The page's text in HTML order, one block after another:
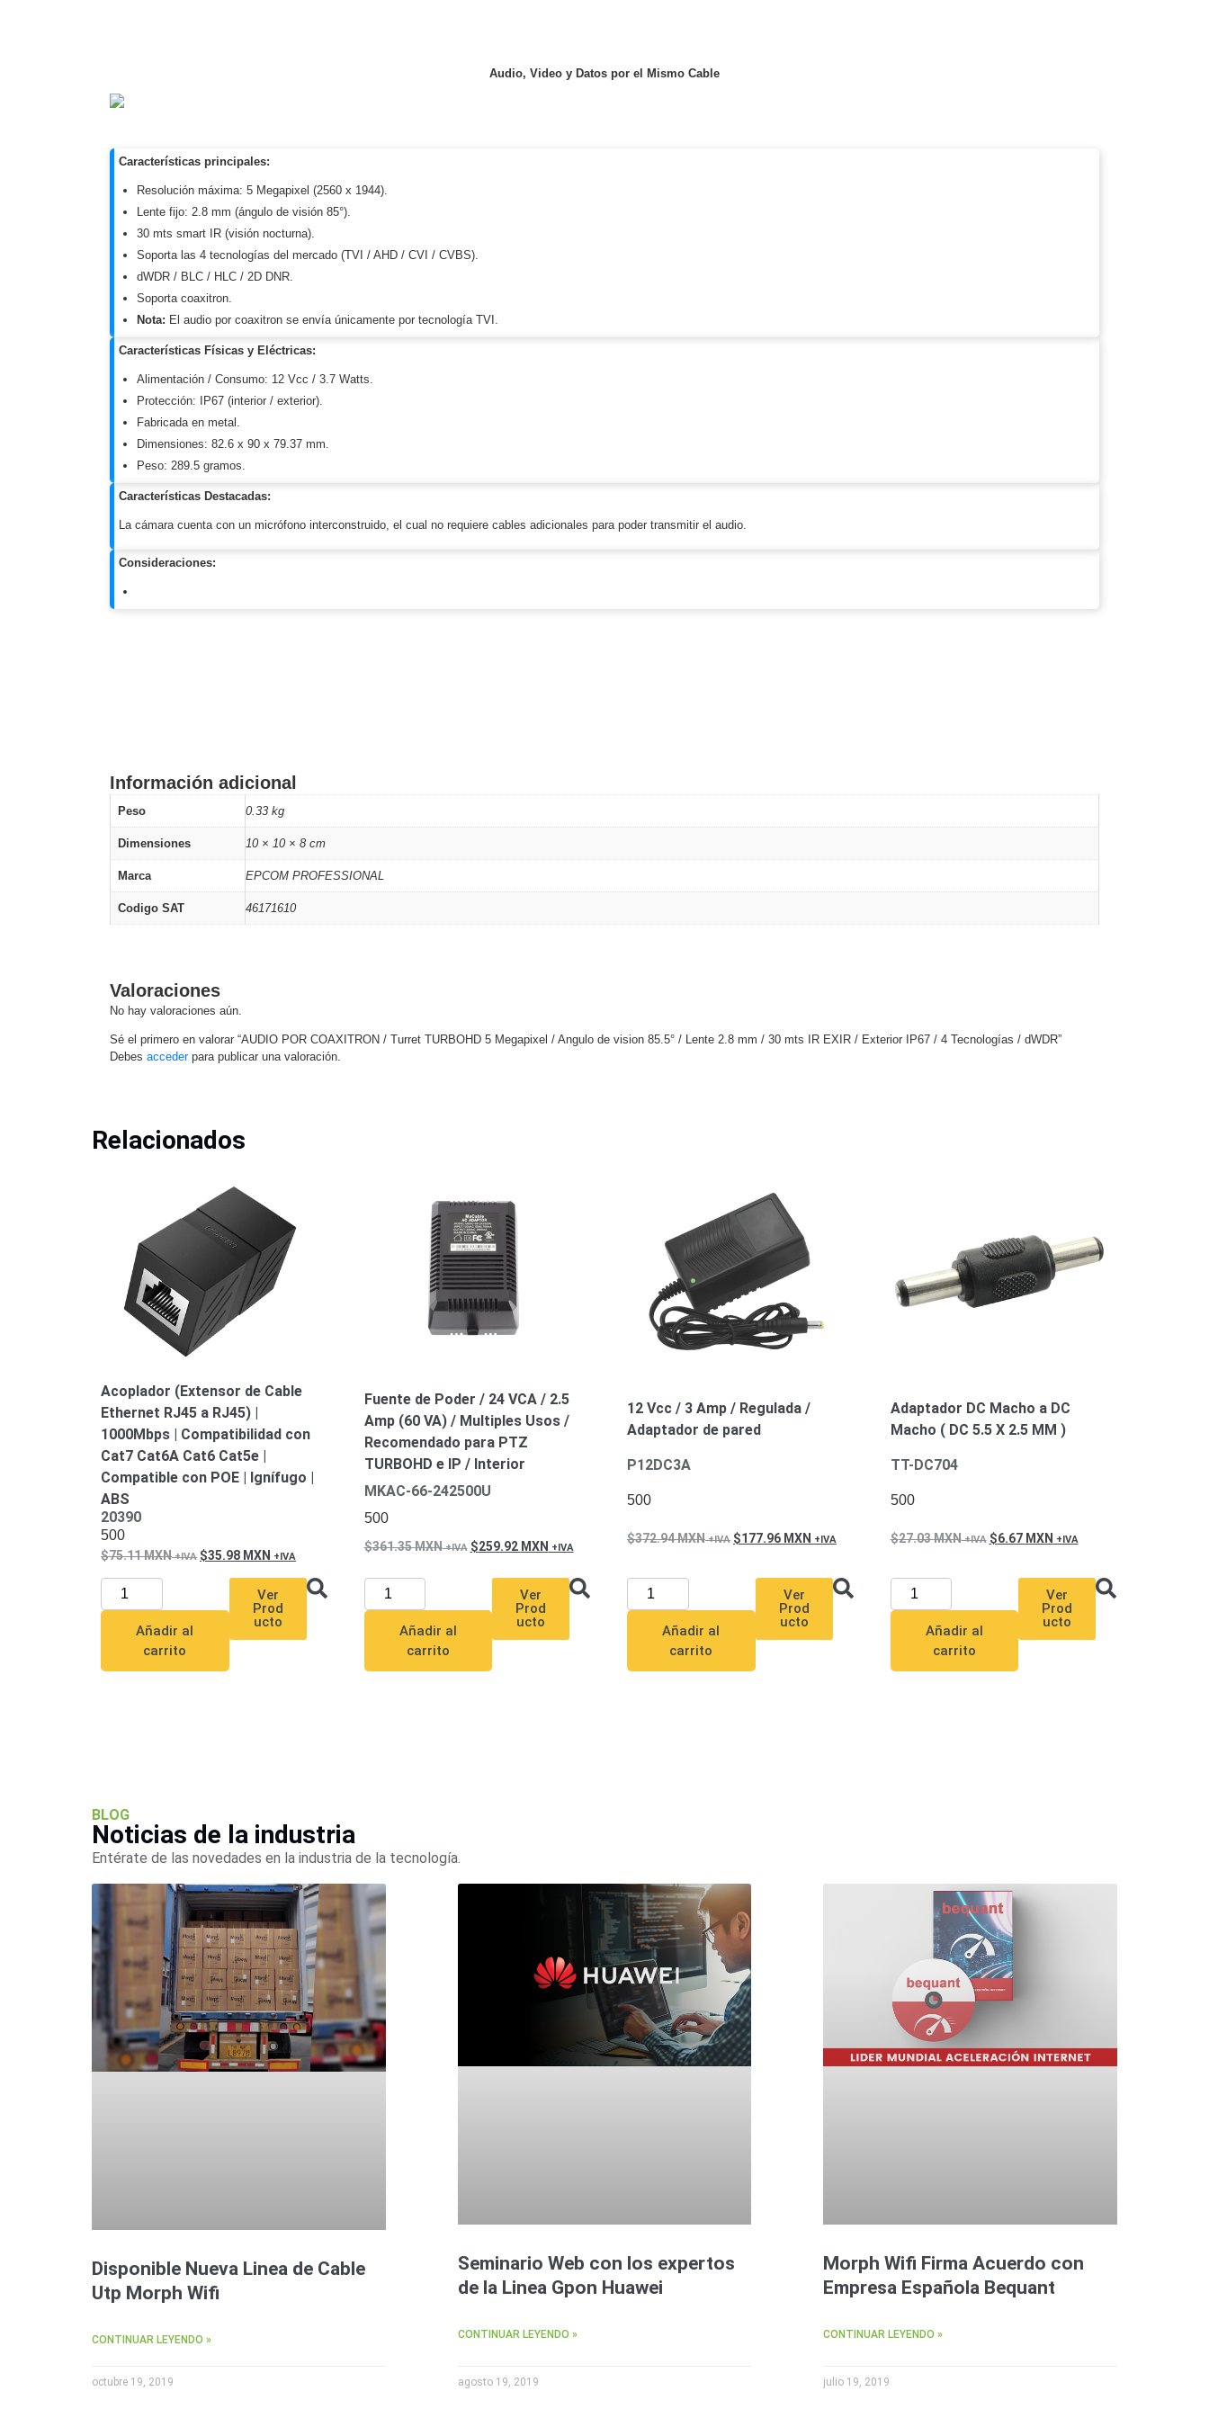
Cámaras MóvilesDash Cams
Audio, Video y Datos por el Mismo Cable
Características principales:
Resolución máxima: 5 Megapixel (2560 x 1944).
Lente fijo: 2.8 mm (ángulo de visión 85°).
30 mts smart IR (visión nocturna).
Soporta las 4 tecnologías del mercado (TVI / AHD / CVI / CVBS).
dWDR / BLC / HLC / 2D DNR.
Soporta coaxitron.
Nota: El audio por coaxitron se envía únicamente por tecnología TVI.
Características Físicas y Eléctricas:
Alimentación / Consumo: 12 Vcc / 3.7 Watts.
Protección: IP67 (interior / exterior).
Fabricada en metal.
Dimensiones: 82.6 x 90 x 79.37 mm.
Peso: 289.5 gramos.
Características Destacadas:
La cámara cuenta con un micrófono interconstruido, el cual no requiere cables adicionales para poder transmitir el audio.
Consideraciones:
Información adicional
Peso 0.33 kg
Dimensiones 10 × 10 × 8 cm
Marca EPCOM PROFESSIONAL
Codigo SAT 46171610
Valoraciones
No hay valoraciones aún.
Sé el primero en valorar “AUDIO POR COAXITRON / Turret TURBOHD 5 Megapixel / Angulo de vision 85.5° / Lente 2.8 mm / 30 mts IR EXIR / Exterior IP67 / 4 Tecnologías / dWDR”
Debes accederpara publicar una valoración.
Relacionados
Acoplador (Extensor de Cable
Ethernet RJ45 a RJ45) |
1000Mbps | Compatibilidad con
Cat7 Cat6A Cat6 Cat5e |
Compatible con POE | Ignífugo |
ABS
20390
500
75.11MXN 35.98 MXN
Añadir al
carrito
Ver
Prod
ucto
Fuente de Poder / 24 VCA / 2.5
Amp (60 VA) / Multiples Usos /
Recomendado para PTZ
TURBOHD e IP / Interior
MKAC-66-242500U
500
361.35MXN 259.92 MXN
Añadir al
carrito
Ver
Prod
ucto
12 Vcc / 3 Amp / Regulada /
Adaptador de pared
P12DC3A
500
372.94MXN 177.96 MXN
Añadir al
carrito
Ver
Prod
ucto
Adaptador DC Macho a DC
Macho ( DC 5.5 X 2.5 MM )
TT-DC704
500
27.03MXN 6.67 MXN
Añadir al
carrito
Ver
Prod
ucto
BLOG
Noticias de la industria
Entérate de las novedades en la industria de la tecnología.
Disponible Nueva Linea de Cable
Utp Morph Wifi
CONTINUAR LEYENDO »
octubre 19, 2019
Seminario Web con los expertos
de la Linea Gpon Huawei
CONTINUAR LEYENDO »
agosto 19, 2019
Morph Wifi Firma Acuerdo con
Empresa Española Bequant
CONTINUAR LEYENDO »
julio 19, 2019